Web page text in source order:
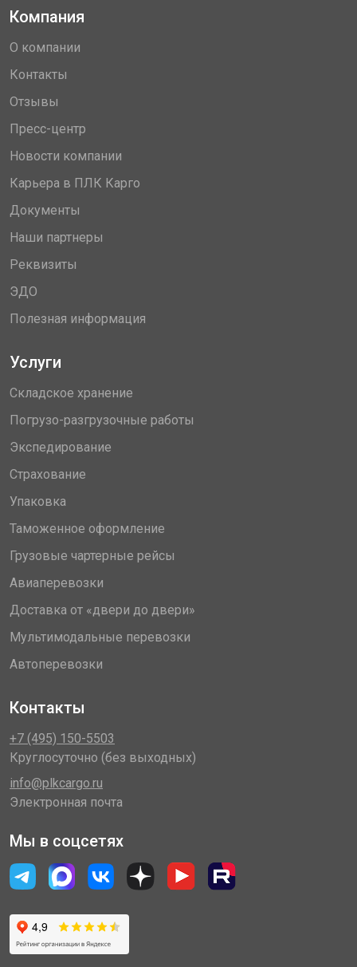
Компания
О компании
Контакты
Отзывы
Пресс-центр
Новости компании
Карьера в ПЛК Карго
Документы
Наши партнеры
Реквизиты
ЭДО
Полезная информация
Услуги
Складское хранение
Погрузо-разгрузочные работы
Экспедирование
Страхование
Упаковка
Таможенное оформление
Грузовые чартерные рейсы
Авиаперевозки
Доставка от «двери до двери»
Мультимодальные перевозки
Автоперевозки
Контакты
+7 (495) 150-5503
Круглосуточно (без выходных)
info@plkcargo.ru
Электронная почта
Мы в соцсетях